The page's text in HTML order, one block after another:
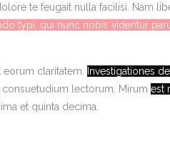
te feugait nulla facilisi. Nam
typi, qui nunc nobis videntur
claritatem.
Investigationes
lectorum. Mirum est
et quinta decima.